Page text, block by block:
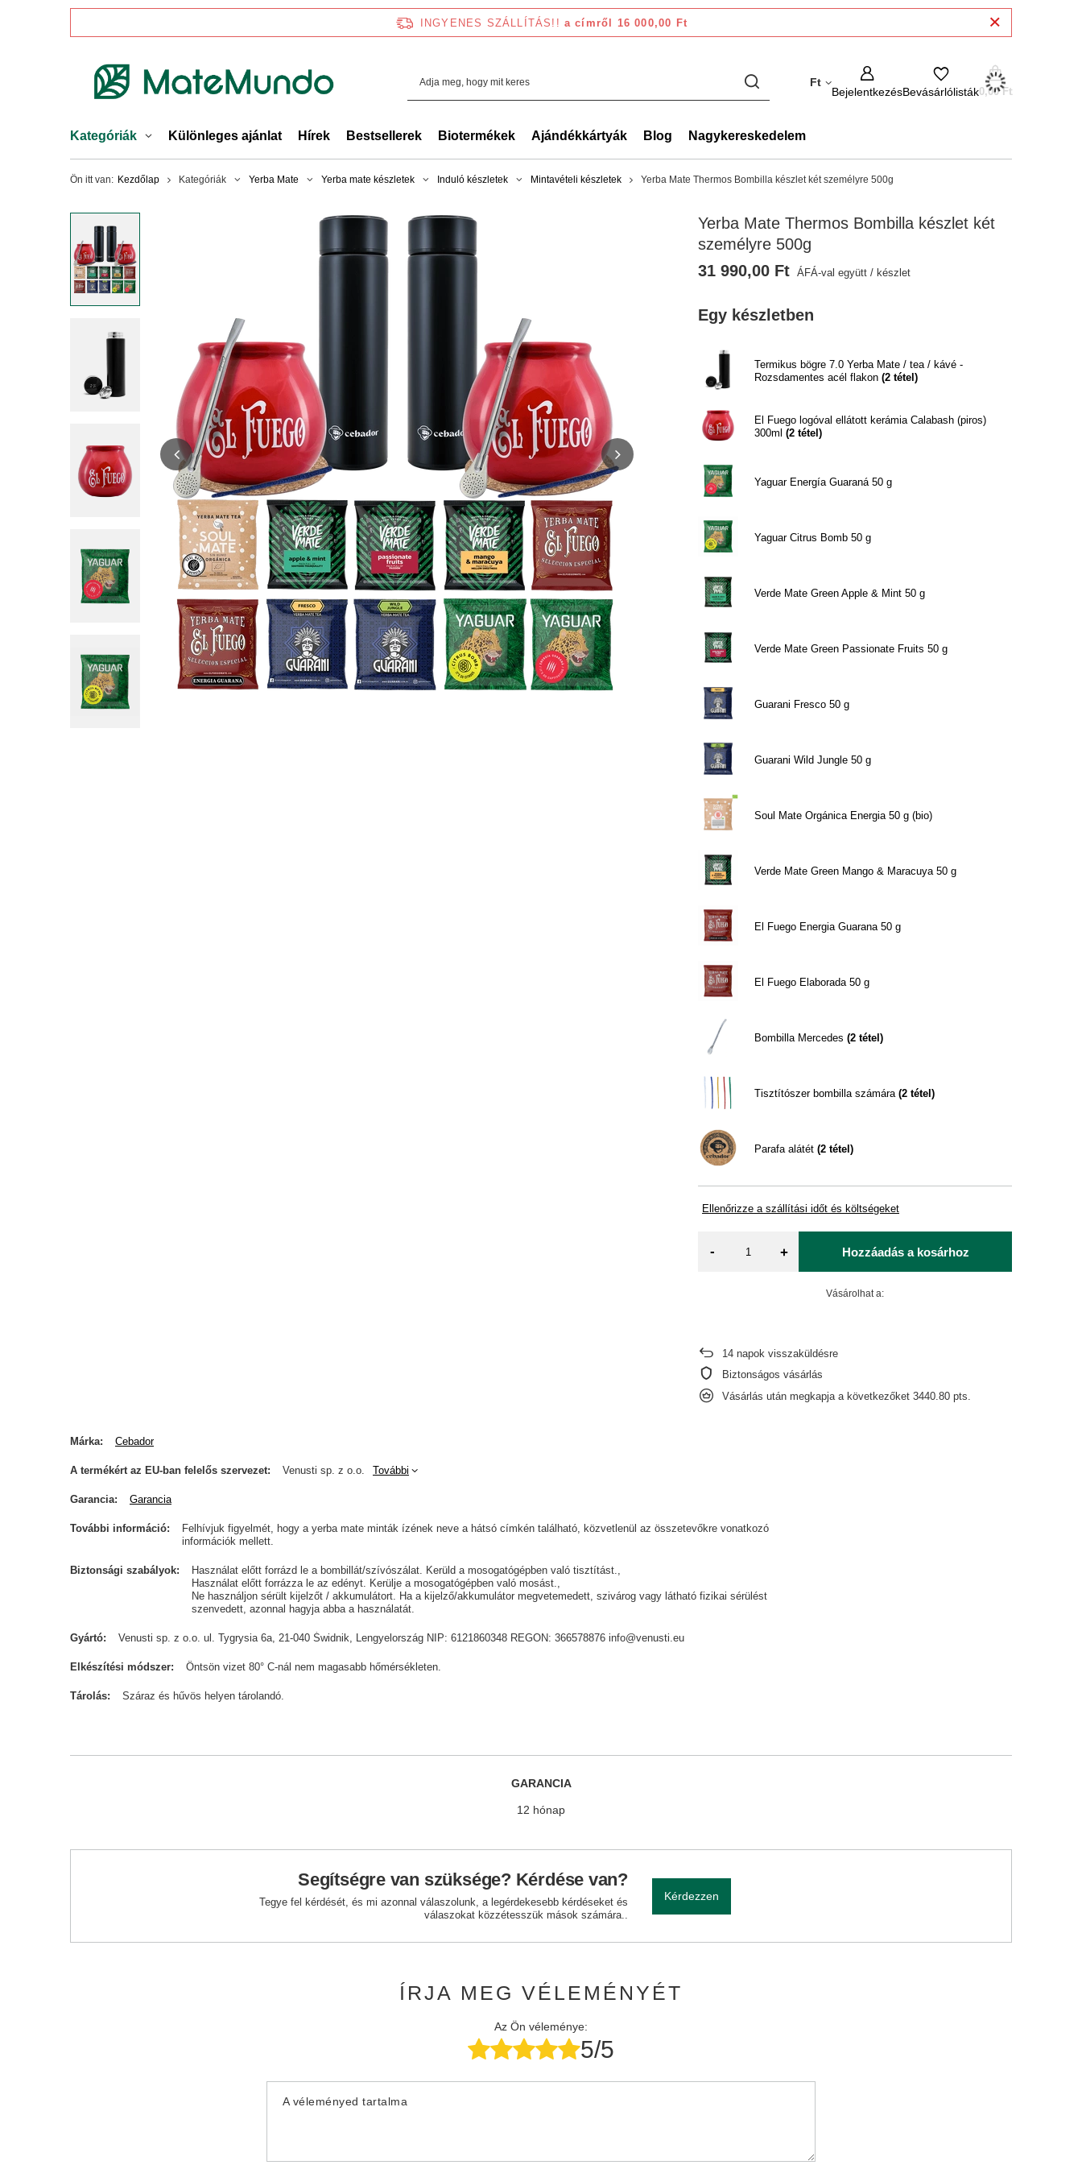
INGYENES SZÁLLÍTÁS!! a címről 16 000,00 Ft
Ft
BejelentkezésBevásárlólisták0,00 Ft
Kategóriák Különleges ajánlat Hírek Bestsellerek Biotermékek Ajándékkártyák Blog Nagykereskedelem
Ön itt van: Kezdőlap Kategóriák Yerba Mate Yerba mate készletek Induló készletek Mintavételi készletek Yerba Mate Thermos Bombilla készlet két személyre 500g
Yerba Mate Thermos Bombilla készlet két
személyre 500g
Egy készletben
Termikus bögre 7.0 Yerba Mate / tea / kávé -
Rozsdamentes acél flakon(2 tétel)
El Fuego logóval ellátott kerámia Calabash (piros)
300ml (2 tétel)
Yaguar Energía Guaraná 50 g
Yaguar Citrus Bomb 50 g
Verde Mate Green Apple & Mint 50 g
Verde Mate Green Passionate Fruits 50 g
Guarani Fresco 50 g
Guarani Wild Jungle 50 g
Soul Mate Orgánica Energia 50 g (bio)
Verde Mate Green Mango & Maracuya 50 g
El Fuego Energia Guarana 50 g
El Fuego Elaborada 50 g
Bombilla Mercedes (2 tétel)
Tisztítószer bombilla számára(2 tétel)
Parafa alátét (2 tétel)
Ellenőrizze a szállítási időt és költségeket
31 990,00 Ft ÁFÁ-val együtt / készlet
- + Hozzáadás a kosárhoz
Vásárolhat a:
14 napok visszaküldésre
Biztonságos vásárlás
Vásárlás után megkapja a következőket3440.80 pts.
Márka Cebador
A termékért az EU-ban felelős szervezet Venusti sp. z o.o. További
Garancia Garancia
További információ
Felhívjuk figyelmét, hogy a yerba mate minták ízének neve a hátsó címkén található, közvetlenül az összetevőkre vonatkozó
információk mellett.
Biztonsági szabályok
Használat előtt forrázd le a bombillát/szívószálat. Kerüld a mosogatógépben való tisztítást.
Használat előtt forrázza le az edényt. Kerülje a mosogatógépben való mosást.
Ne használjon sérült kijelzőt / akkumulátort. Ha a kijelző/akkumulátor megvetemedett, szivárog vagy látható fizikai sérülést
szenvedett, azonnal hagyja abba a használatát.
Gyártó Venusti sp. z o.o. ul. Tygrysia 6a, 21-040 Świdnik, Lengyelország NIP: 6121860348 REGON: 366578876 info@venusti.eu
Elkészítési módszer Öntsön vizet 80° C-nál nem magasabb hőmérsékleten.
Tárolás Száraz és hűvös helyen tárolandó.
GARANCIA
12 hónap
Segítségre van szüksége? Kérdése van?
Tegye fel kérdését, és mi azonnal válaszolunk, a legérdekesebb kérdéseket és
válaszokat közzétesszük mások számára..
Kérdezzen
ÍRJA MEG VÉLEMÉNYÉT
Az Ön véleménye:
5/5
A véleményed tartalma